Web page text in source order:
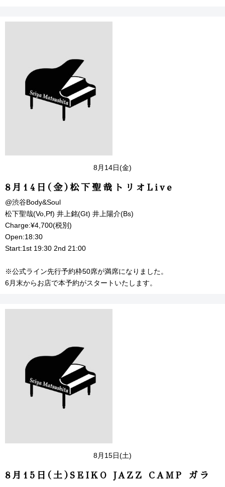
8月14日(金)
8月14日(金)松下聖哉トリオLive
@渋谷Body&Soul
松下聖哉(Vo,Pf) 井上銘(Gt) 井上陽介(Bs)
Charge:¥4,700(税別)
Open:18:30
Start:1st 19:30 2nd 21:00
※公式ライン先行予約枠50席が満席になりました。
6月末からお店で本予約がスタートいたします。
8月15日(土)
8月15日(土)SEIKO JAZZ CAMP ガラ